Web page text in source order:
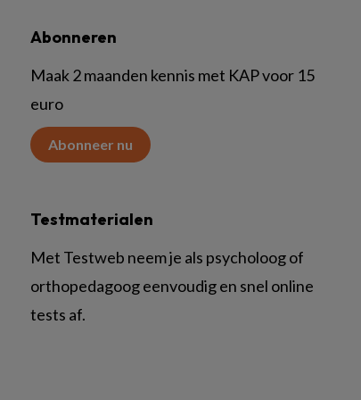
Abonneren
Maak 2 maanden kennis met KAP voor 15
euro
Abonneer nu
Testmaterialen
Met Testweb neem je als psycholoog of
orthopedagoog eenvoudig en snel online
tests af.